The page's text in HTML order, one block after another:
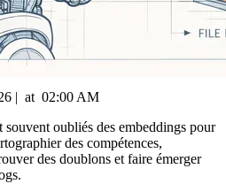
| at 02:00 AM
souvent oubliés des embeddings pour
des compétences,
des doublons et faire émerger